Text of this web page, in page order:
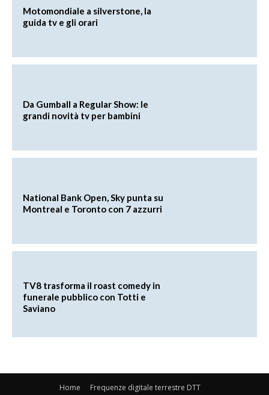
Motomondiale a silverstone, la
guida tv e gli orari
Da Gumball a Regular Show: le
grandi novità tv per bambini
National Bank Open, Sky punta su
Montreal e Toronto con 7 azzurri
TV8 trasforma il roast comedy in
funerale pubblico con Totti e
Saviano
Home
Frequenze digitale terrestre DTT